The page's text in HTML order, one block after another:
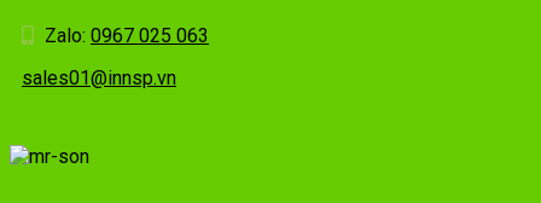
Zalo: 0967 025 063
sales01@innsp.vn